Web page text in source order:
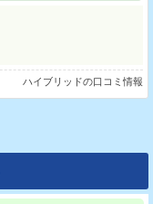
ハイブリッドの口コミ情報